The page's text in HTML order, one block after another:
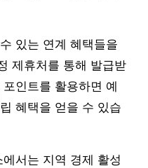
있는 연계 혜택들을
제휴처를 통해 발급받
인트를 활용하면 예
혜택을 얻을 수 있습
서는 지역 경제 활성